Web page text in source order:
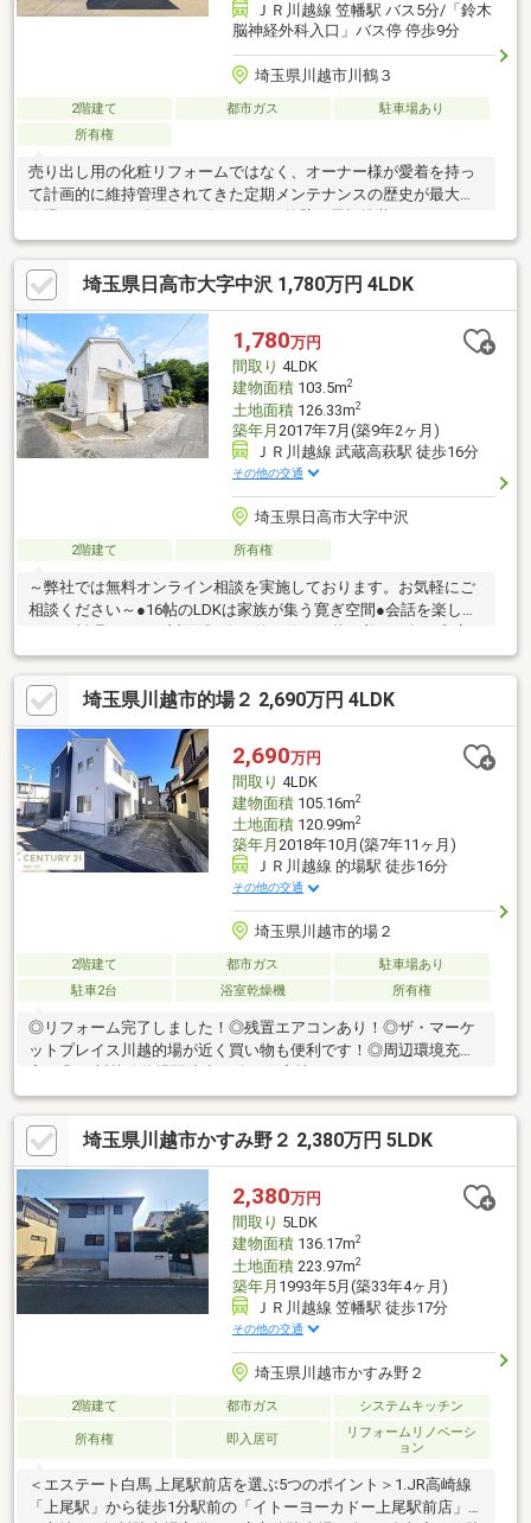
ＪＲ川越線 笠幡駅 バス5分/「鈴木
脳神経外科入口」バス停 停歩9分
埼玉県川越市川鶴３
2階建て 都市ガス
駐車場あり
所有権
売り出し用の化粧リフォームではなく、オーナー様が愛着を持っ
て計画的に維持管理されてきた定期メンテナンスの歴史が最大の
ン・浴室・トイレ・洗面などの主要水回りを段階的に刷新 。直近
の2024年には都市ガス管の耐震配管工事も完了し、目に見えない
ライフラインまで家族の安心が息づいています 。さらに2026年3
月に増築登記が完了し、名実ともに「110.13㎡の堂々たる6LDK」
へ進化 。愛車を守る地下車庫や陽当り良好な南庭も備わり、大家
帯や在宅ワークなど多彩なライフスタイルに贅沢に応える大型邸
宅です 。
埼玉県日高市大字中沢 1,780万円 4LDK
1,780万円
間取り 4LDK
建物面積103.5m2
土地面積126.33m2
築年月 2017年7月(築9年2ヶ月)
ＪＲ川越線 武蔵高萩駅 徒歩16分
その他の交通
埼玉県日高市大字中沢
2階建て 所有権
～弊社では無料オンライン相談を実施しております。お気軽にご
相談ください～●16帖のLDKは家族が集う寛ぎ空間●会話を楽しみ
ご見学希望の方は赤色『見学予約』から。資料請求はオレンジ色
『資料請求』をクリック。直接のお問い合わせは03-6905-9710ま
で。（スマートフォンの方は右下青色の電話ボタンをクリック）
■オンライン相談のご案内（※見学予約より受付）ランチや仕事後
の15分で完結！住宅ローン相談やライフプランシュミレーション
についても全てオンラインでの対応が可能となっております。
※LINEやメール、お電話でのやり取りも可能です。
埼玉県川越市的場２ 2,690万円 4LDK
2,690万円
間取り 4LDK
建物面積105.16m2
土地面積120.99m2
築年月 2018年10月(築7年11ヶ月)
ＪＲ川越線 的場駅 徒歩16分
その他の交通
埼玉県川越市的場２
2階建て 都市ガス
駐車場あり
駐車2台
浴室乾燥機 所有権
◎リフォーム完了しました！◎残置エアコンあり！◎ザ・マーケ
ットプレイス川越的場が近く買い物も便利です！◎周辺環境充
埼玉県川越市かすみ野２ 2,380万円 5LDK
2,380万円
間取り 5LDK
建物面積136.17m2
土地面積223.97m2
築年月 1993年5月(築33年4ヶ月)
ＪＲ川越線 笠幡駅 徒歩17分
その他の交通
埼玉県川越市かすみ野２
2階建て 都市ガス システムキッチン
所有権 即入居可
リフォームリノベーシ
ョン
＜エステート白馬 上尾駅前店を選ぶ5つのポイント＞1.JR高崎線
「上尾駅」から徒歩1分駅前の「イトーヨーカドー上尾駅前店」内